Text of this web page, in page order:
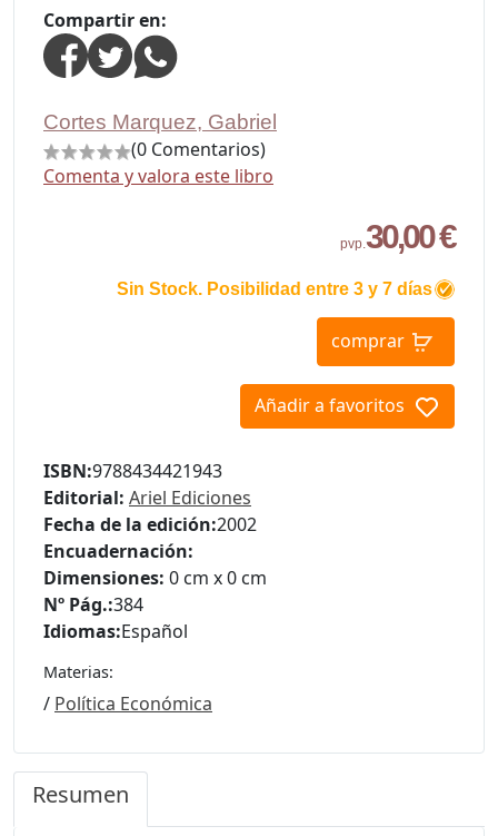
Compartir en:
Cortes Marquez, Gabriel
(0 Comentarios)
Comenta y valora este libro
pvp.30,00 €
Sin Stock. Posibilidad entre 3 y 7 días
comprar
Añadir a favoritos
ISBN:9788434421943
Editorial: Ariel Ediciones
Fecha de la edición:2002
Encuadernación:
Dimensiones: 0 cm x 0 cm
Nº Pág.:384
Idiomas:Español
Materias:
/ Política Económica
Resumen